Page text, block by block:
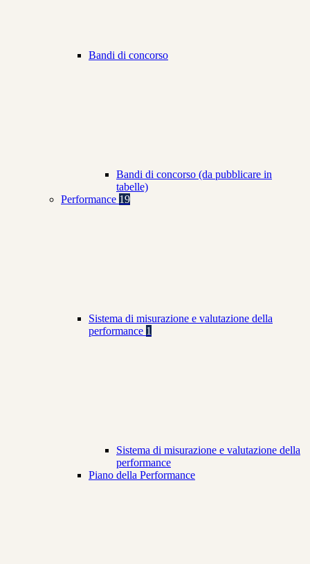
Bandi di concorso
Bandi di concorso (da pubblicare in
tabelle)
Performance 19
Sistema di misurazione e valutazione della
performance 1
Sistema di misurazione e valutazione della
performance
Piano della Performance